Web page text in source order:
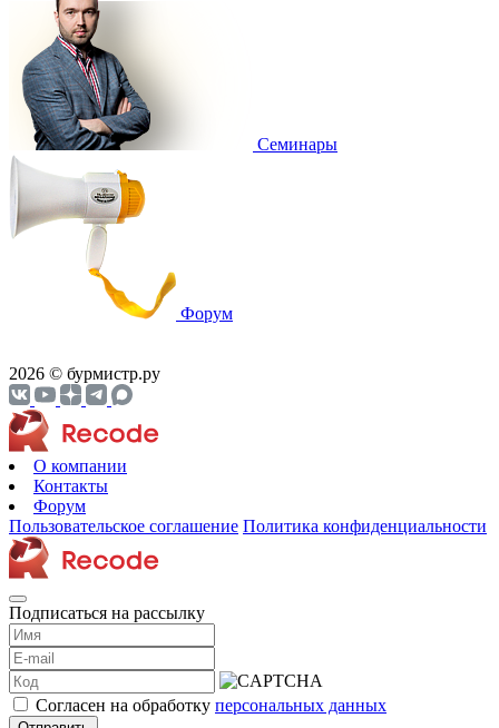
Семинары
Форум
2026 © бурмистр.ру
О компании
Контакты
Форум
Пользовательское соглашение Политика конфиденциальности
Подписаться на рассылку
Согласен на обработку персональных данных